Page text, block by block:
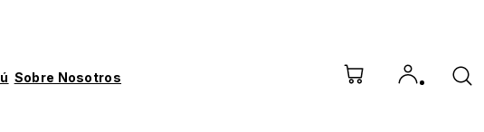
Sobre Nosotros